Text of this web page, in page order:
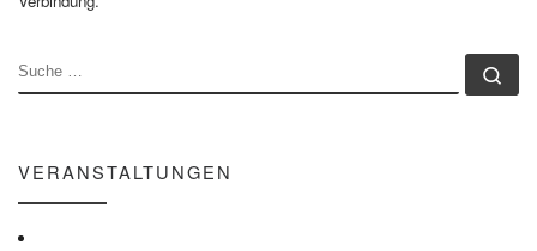
SUCHE
VERANSTALTUNGEN